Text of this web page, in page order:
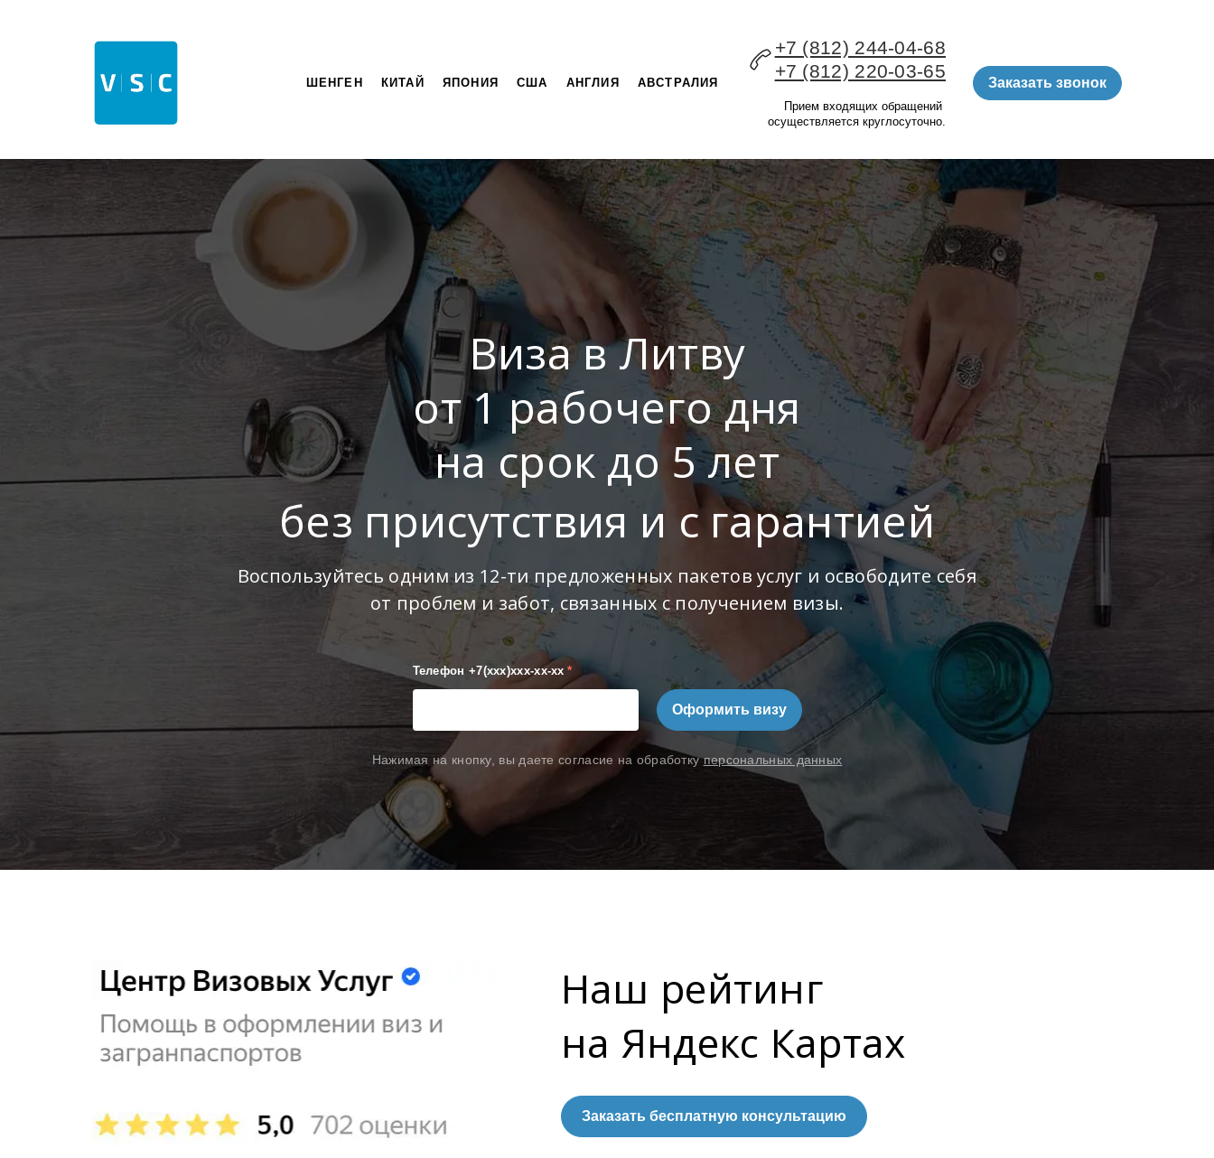
ШЕНГЕН КИТАЙ ЯПОНИЯ США АНГЛИЯ АВСТРАЛИЯ
+7 (812) 244-04-68
+7 (812) 220-03-65
Прием входящих обращений
осуществляется круглосуточно.
Заказать звонок
Виза в Литву
от 1 рабочего дня
на срок до 5 лет
без присутствия и с гарантией
Воспользуйтесь одним из 12-ти предложенных пакетов услуг и освободите себя
от проблем и забот, связанных с получением визы.
Телефон +7(xxx)xxx-xx-xx *
Оформить визу
Нажимая на кнопку, вы даете согласие на обработкуперсональных данных
Наш рейтинг
на Яндекс Картах
Заказать бесплатную консультацию